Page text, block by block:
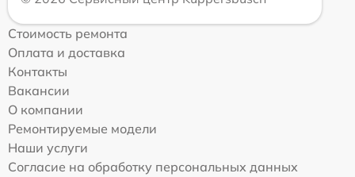
Стоимость ремонта
Оплата и доставка
Контакты
Вакансии
О компании
Ремонтируемые модели
Наши услуги
Согласие на обработку персональных данных